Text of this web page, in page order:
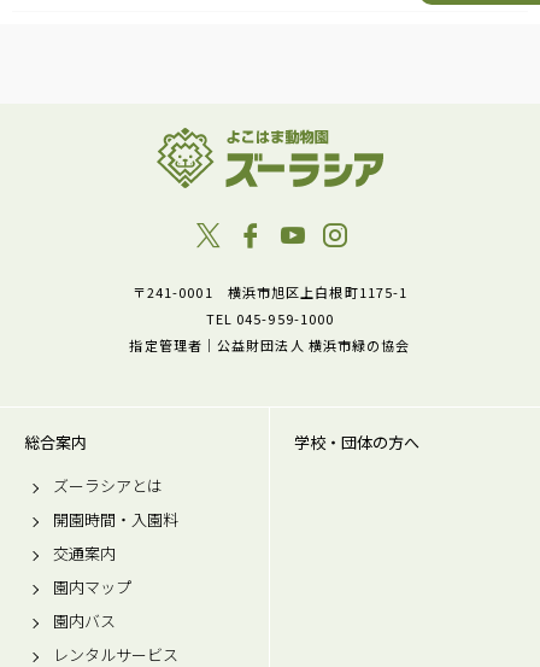
〒241-0001 横浜市旭区上白根町1175-1
TEL 045-959-1000
指定管理者｜公益財団法人 横浜市緑の協会
総合案内
ズーラシアとは
開園時間・入園料
交通案内
園内マップ
園内バス
レンタルサービス
学校・団体の方へ